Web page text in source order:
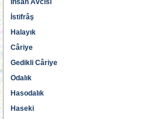
İnsan Avcısı
İstifrâş
Halayık
Câriye
Gedikli Câriye
Odalık
Hasodalık
Haseki